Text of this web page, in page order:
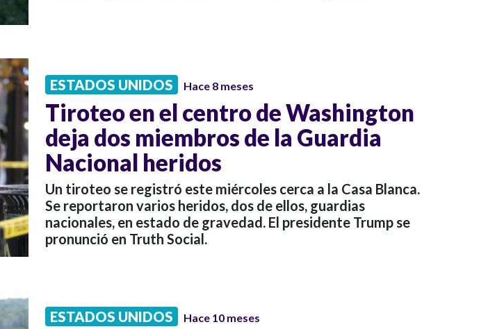
ESTADOS UNIDOS Hace 8 meses
Tiroteo en el centro de Washington
deja dos miembros de la Guardia
Nacional heridos
Un tiroteo se registró este miércoles cerca a la Casa Blanca.
Se reportaron varios heridos, dos de ellos, guardias
nacionales, en estado de gravedad. El presidente Trump se
pronunció en Truth Social.
ESTADOS UNIDOS Hace 10 meses